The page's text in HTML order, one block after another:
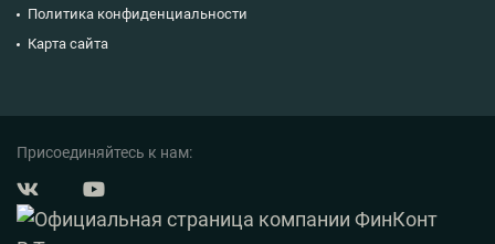
Политика конфиденциальности
Карта сайта
Присоединяйтесь к нам: